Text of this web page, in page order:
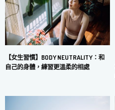
【女生習慣】BODY NEUTRALITY：和
自己的身體，練習更溫柔的相處